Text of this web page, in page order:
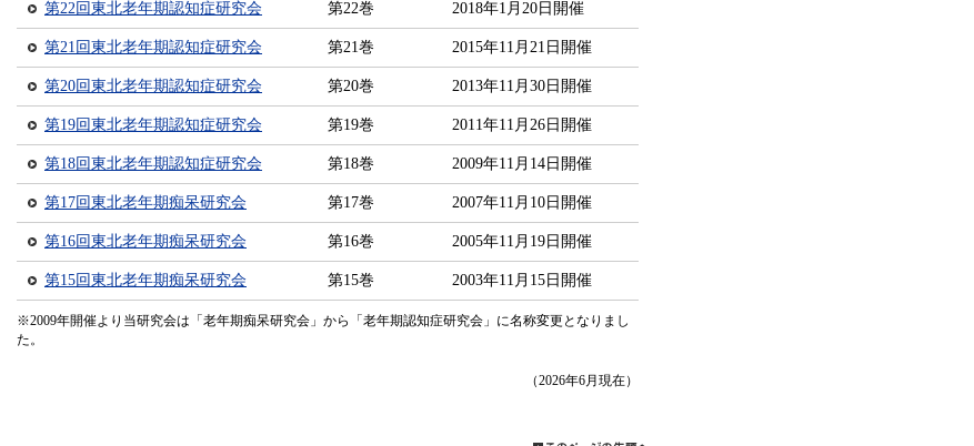
第22回東北老年期認知症研究会 第22巻 2018年1月20日開催
第21回東北老年期認知症研究会 第21巻 2015年11月21日開催
第20回東北老年期認知症研究会 第20巻 2013年11月30日開催
第19回東北老年期認知症研究会 第19巻 2011年11月26日開催
第18回東北老年期認知症研究会 第18巻 2009年11月14日開催
第17回東北老年期痴呆研究会 第17巻 2007年11月10日開催
第16回東北老年期痴呆研究会 第16巻 2005年11月19日開催
第15回東北老年期痴呆研究会 第15巻 2003年11月15日開催
※2009年開催より当研究会は「老年期痴呆研究会」から「老年期認知症研究会」に名称変更となりまし
た。
（2026年6月現在）